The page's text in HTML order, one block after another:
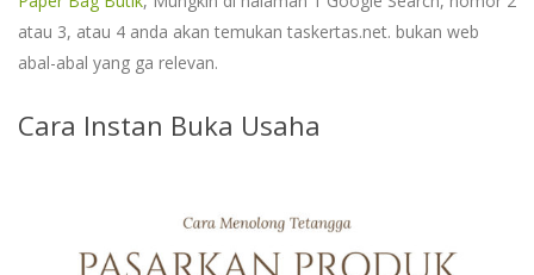
atau 3, atau 4 anda akan temukan taskertas.net. bukan web
abal-abal yang ga relevan.
Cara Instan Buka Usaha